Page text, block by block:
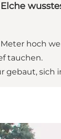
hoch
tauchen.
gebaut,